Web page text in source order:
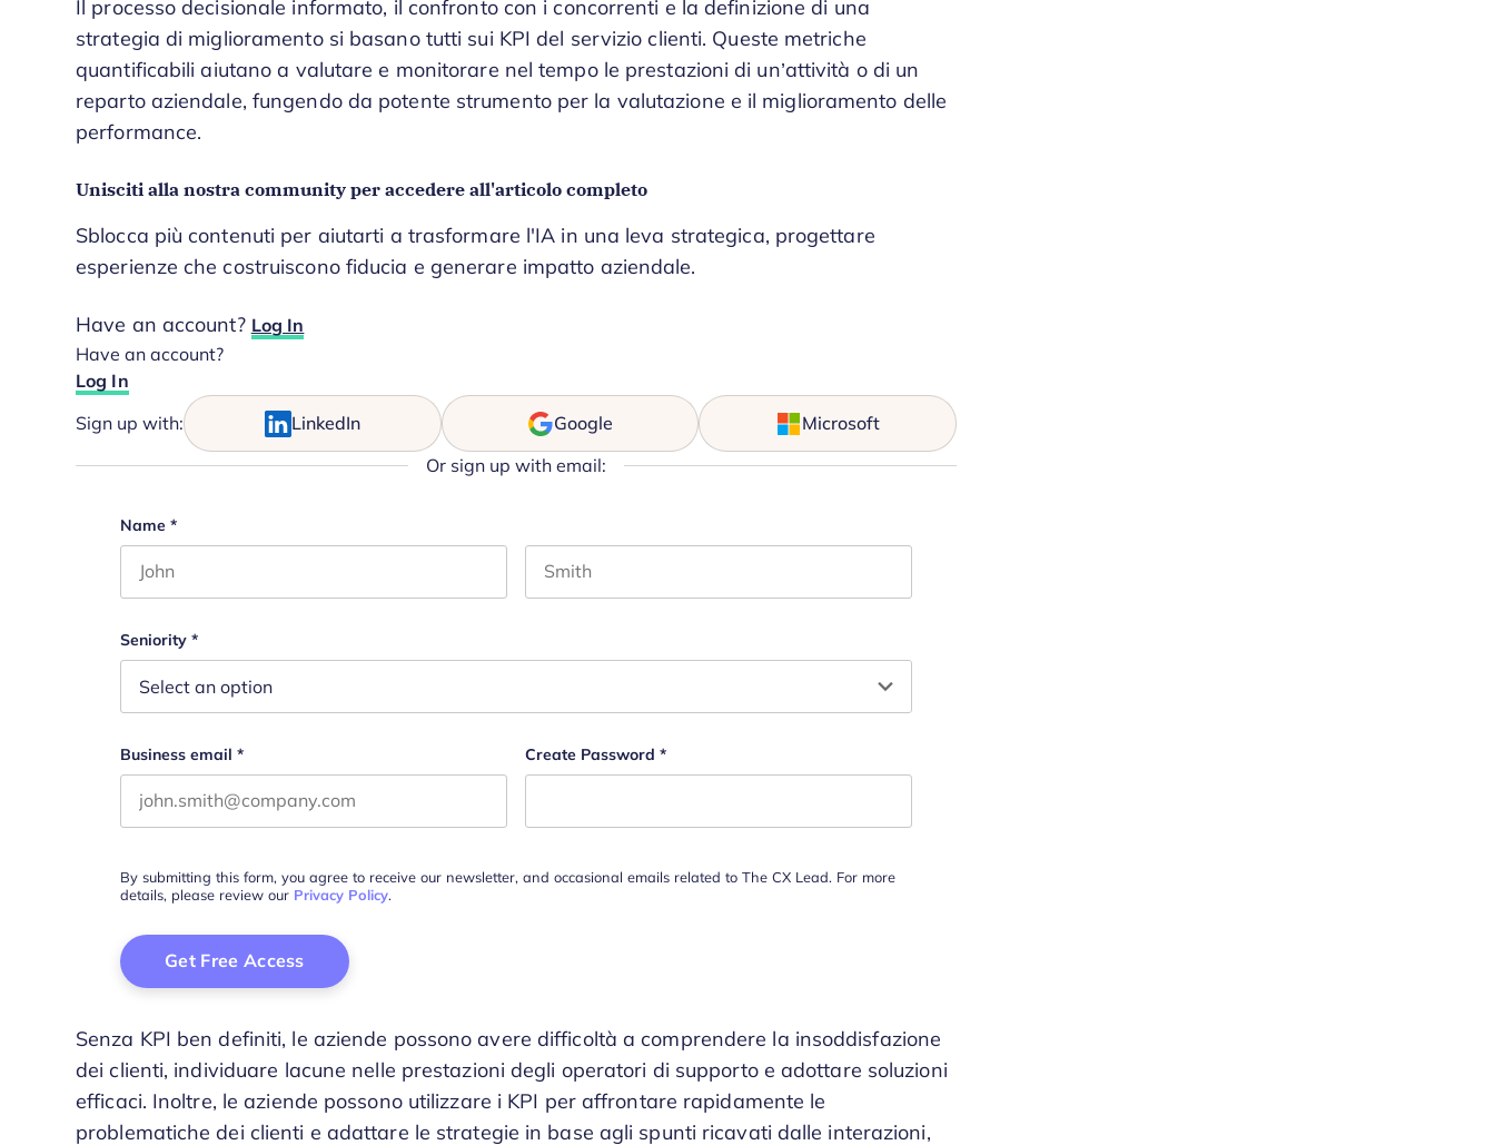
Il processo decisionale informato, il confronto con i concorrenti e la definizione di una
strategia di miglioramento si basano tutti sui KPI del servizio clienti. Queste metriche
quantificabili aiutano a valutare e monitorare nel tempo le prestazioni di un’attività o di un
reparto aziendale, fungendo da potente strumento per la valutazione e il miglioramento delle
performance.
Unisciti alla nostra community per accedere all'articolo completo
Sblocca più contenuti per aiutarti a trasformare l'IA in una leva strategica, progettare
esperienze che costruiscono fiducia e generare impatto aziendale.
Have an account? Log In
Have an account?
Log In
Sign up with: LinkedIn Google Microsoft
Or sign up with email:
Comments
Name *
Seniority *
Business email * Create Password *
By submitting this form, you agree to receive our newsletter, and occasional emails related to The CX Lead. For more
details, please review our Privacy Policy.
Senza KPI ben definiti, le aziende possono avere difficoltà a comprendere la insoddisfazione
dei clienti, individuare lacune nelle prestazioni degli operatori di supporto e adottare soluzioni
efficaci. Inoltre, le aziende possono utilizzare i KPI per affrontare rapidamente le
problematiche dei clienti e adattare le strategie in base agli spunti ricavati dalle interazioni,